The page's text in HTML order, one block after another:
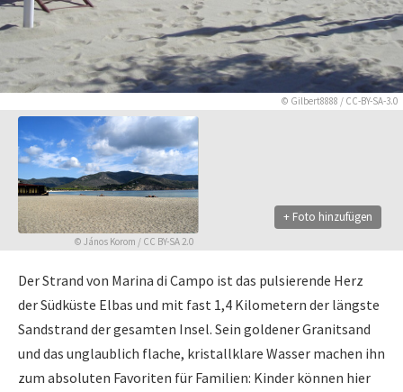
© Gilbert8888 / CC-BY-SA-3.0
© János Korom / CC BY-SA 2.0
+ Foto hinzufügen
Der Strand von Marina di Campo ist das pulsierende Herz
der Südküste Elbas und mit fast 1,4 Kilometern der längste
Sandstrand der gesamten Insel. Sein goldener Granitsand
und das unglaublich flache, kristallklare Wasser machen ihn
zum absoluten Favoriten für Familien: Kinder können hier